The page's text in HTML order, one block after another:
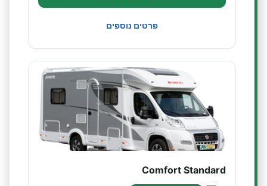
פרטים נוספים
Comfort Standard